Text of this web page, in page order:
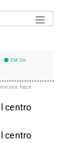
EM On
hace
centro
centro